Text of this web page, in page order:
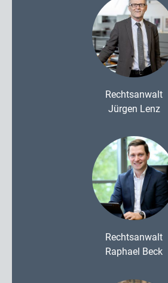
Rechtsanwalt
Jürgen Lenz
Rechtsanwalt
Raphael Beck